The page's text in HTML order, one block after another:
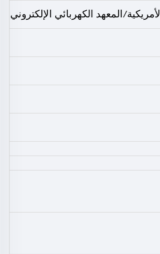
المعهد الكهربائي الإلكتروني